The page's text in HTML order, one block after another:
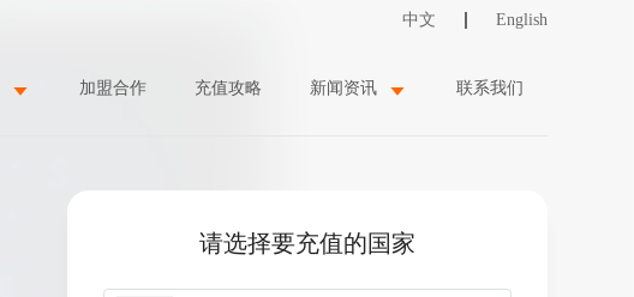
中文 English
加盟合作 充值攻略 新闻资讯 联系我们
请选择要充值的国家